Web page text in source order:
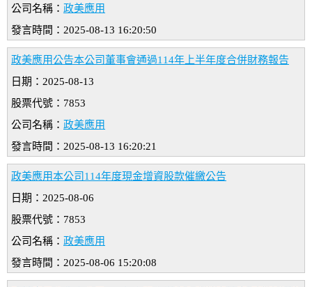
公司名稱： 政美應用
發言時間：2025-08-13 16:20:50
政美應用公告本公司董事會通過114年上半年度合併財務報告
日期：2025-08-13
股票代號：7853
公司名稱： 政美應用
發言時間：2025-08-13 16:20:21
政美應用本公司114年度現金增資股款催繳公告
日期：2025-08-06
股票代號：7853
公司名稱： 政美應用
發言時間：2025-08-06 15:20:08